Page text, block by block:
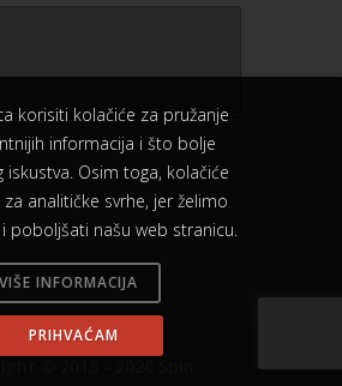
korisiti kolačiće za pružanje
informacija i što bolje
iskustva. Osim toga, kolačiće
analitičke svrhe, jer želimo
poboljšati našu web stranicu.
VIŠE INFORMACIJA
PRIHVAĆAM